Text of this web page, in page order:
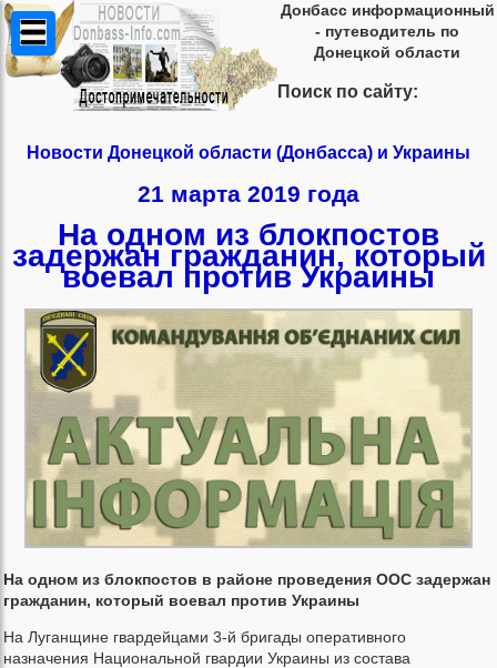
Донбасс информационный
- путеводитель по
Донецкой области
Поиск по сайту:
Новости Донецкой области (Донбасса) и Украины
21 марта 2019 года
На одном из блокпостов
задержан гражданин, который
воевал против Украины
На одном из блокпостов в районе проведения ООС задержан
гражданин, который воевал против Украины
На Луганщине гвардейцами 3-й бригады оперативного
назначения Национальной гвардии Украины из состава